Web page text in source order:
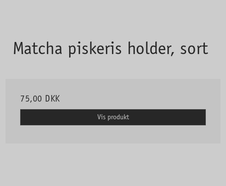
Matcha piskeris holder, sort
75,00 DKK
Vis produkt